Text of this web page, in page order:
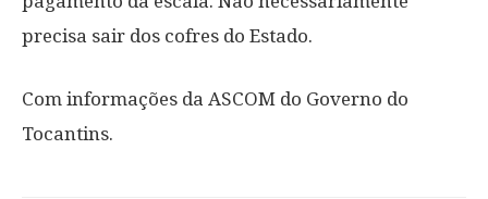
precisa sair dos cofres do Estado.
Com informações da ASCOM do Governo do
Tocantins.